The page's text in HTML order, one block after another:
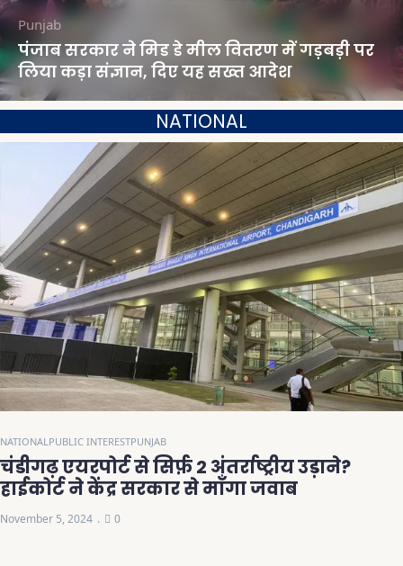
Punjab
पंजाब सरकार ने मिड डे मील वितरण में गड़बड़ी पर
लिया कड़ा संज्ञान, दिए यह सख्त आदेश
NATIONAL
NATIONALPUBLIC INTERESTPUNJAB
चंडीगढ़ एयरपोर्ट से सिर्फ़ 2 अंतर्राष्ट्रीय उड़ाने?
हाईकोर्ट ने केंद्र सरकार से माँगा जवाब
November 5, 2024 0